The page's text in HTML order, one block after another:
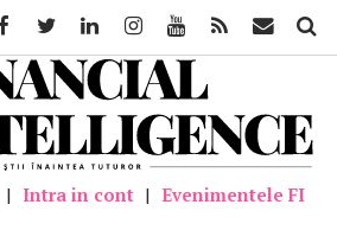
| Intra in cont | Evenimentele FI
Twitter LinkedinInstagramYoutube Feed Mail